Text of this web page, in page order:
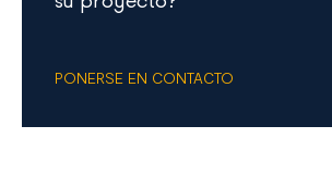
PONERSE EN CONTACTO